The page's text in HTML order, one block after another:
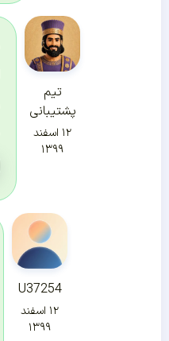
تیم
پشتیبانی
۱۲ اسفند
۱۳۹۹
U37254
۱۲ اسفند
۱۳۹۹